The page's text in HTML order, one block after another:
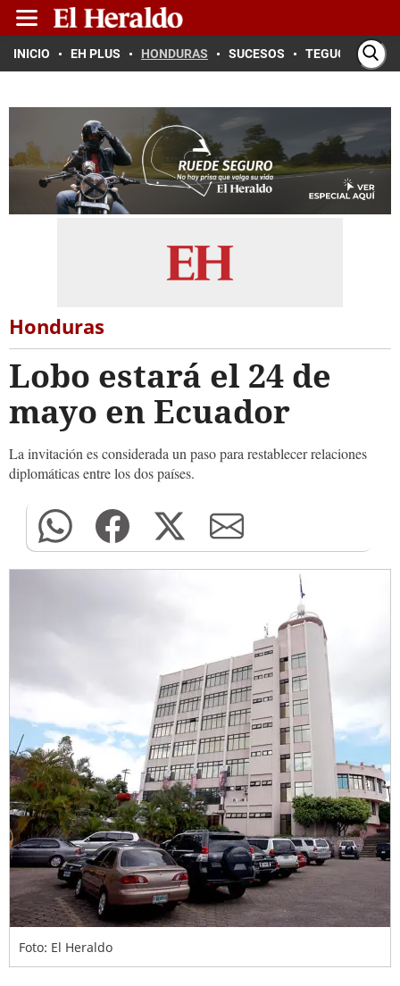
INICIO EH PLUS HONDURAS SUCESOS TEGUCIGALPA
Honduras
Lobo estará el 24 de
mayo en Ecuador
La invitación es considerada un paso para restablecer relaciones
diplomáticas entre los dos países.
Foto: El Heraldo